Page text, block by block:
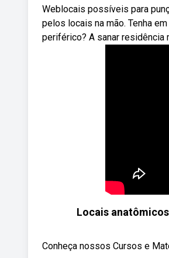
Weblocais possíveis para
pelos locais na mão. Tenha
periférico? A sanar residência
Locais
Conheça nossos Cursos e